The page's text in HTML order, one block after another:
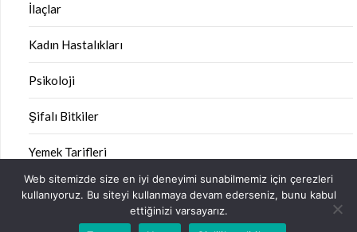
İlaçlar
Kadın Hastalıkları
Psikoloji
Şifalı Bitkiler
Yemek Tarifleri
©2026 Sağlık Kitabı| Design:Newspaperly WordPress
Web sitemizde size en iyi deneyimi sunabilmemiz için çerezleri
kullanıyoruz. Bu siteyi kullanmaya devam ederseniz, bunu kabul
ettiğinizi varsayarız.